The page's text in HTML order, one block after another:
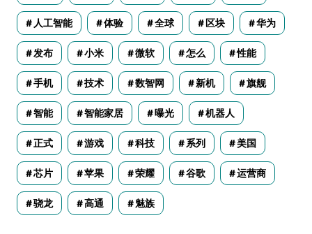
人工智能 体验 全球 区块 华为
发布 小米 微软 怎么 性能
手机 技术 数智网 新机 旗舰
智能 智能家居 曝光 机器人
正式 游戏 科技 系列 美国
芯片 苹果 荣耀 谷歌 运营商
骁龙 高通 魅族